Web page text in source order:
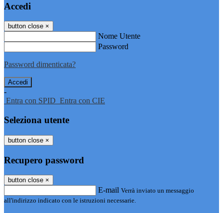
Accedi
button close ×
Nome Utente
Password
Password dimenticata?
-
Entra con SPID Entra con CIE
Seleziona utente
button close ×
Recupero password
button close ×
E-mail Verrà inviato un messaggio
all'indirizzo indicato con le istruzioni necessarie.